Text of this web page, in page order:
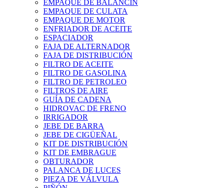
EMPAQUE DE BALANCÍN
EMPAQUE DE CULATA
EMPAQUE DE MOTOR
ENFRIADOR DE ACEITE
ESPACIADOR
FAJA DE ALTERNADOR
FAJA DE DISTRIBUCIÓN
FILTRO DE ACEITE
FILTRO DE GASOLINA
FILTRO DE PETROLEO
FILTROS DE AIRE
GUÍA DE CADENA
HIDROVAC DE FRENO
IRRIGADOR
JEBE DE BARRA
JEBE DE CIGÜEÑAL
KIT DE DISTRIBUCIÓN
KIT DE EMBRAGUE
OBTURADOR
PALANCA DE LUCES
PIEZA DE VÁLVULA